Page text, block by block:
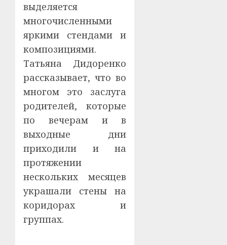
выделяется
многочисленными
яркими стендами и
композициями.
Татьяна Дидоренко
рассказывает, что во
многом это заслуга
родителей, которые
по вечерам и в
выходные дни
приходили и на
протяжении
нескольких месяцев
украшали стены на
коридорах и
группах.